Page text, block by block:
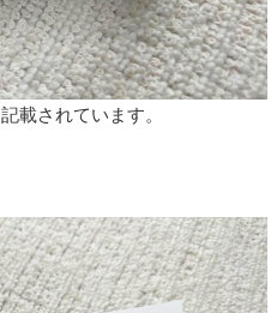
載されています。